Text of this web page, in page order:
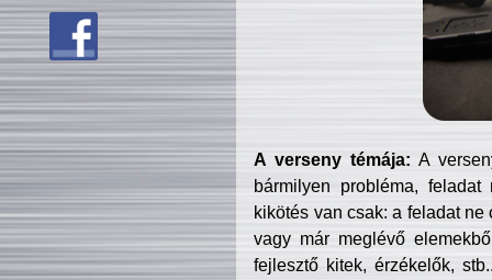
A verseny témája: A
bármilyen probléma, feladat
kikötés van csak: a feladat
vagy már meglévő
fejlesztő kitek, érzékelők,